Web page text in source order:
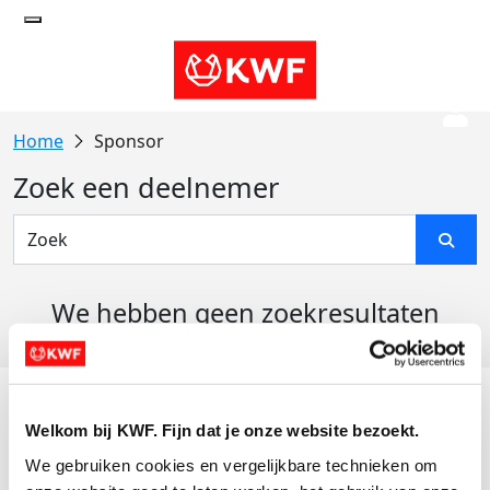
Welkom bij KWF. Fijn dat je onze website bezoekt.
We gebruiken cookies en vergelijkbare technieken om
Sponsor
Zoek een deelnemer
We hebben geen zoekresultaten
Actiematerialen
Evenementen